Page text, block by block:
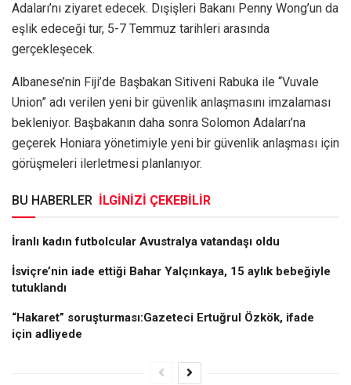
Adaları’nı ziyaret edecek. Dışişleri Bakanı Penny Wong’un da
eşlik edeceği tur, 5-7 Temmuz tarihleri arasında
gerçekleşecek.
Albanese’nin Fiji’de Başbakan Sitiveni Rabuka ile “Vuvale
Union” adı verilen yeni bir güvenlik anlaşmasını imzalaması
bekleniyor. Başbakanın daha sonra Solomon Adaları’na
geçerek Honiara yönetimiyle yeni bir güvenlik anlaşması için
görüşmeleri ilerletmesi planlanıyor.
BU HABERLER İLGİNİZİ ÇEKEBİLİR
İranlı kadın futbolcular Avustralya vatandaşı oldu
İsviçre’nin iade ettiği Bahar Yalçınkaya, 15 aylık bebeğiyle
tutuklandı
“Hakaret” soruşturması:Gazeteci Ertuğrul Özkök, ifade
için adliyede